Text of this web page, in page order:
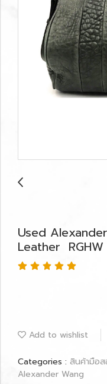
Used
Leather RGHW
Add to wishlist
Categories : สินค้ามือ
Alexander Wang